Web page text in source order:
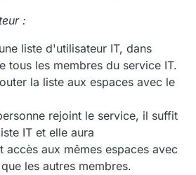
:
liste d'utilisateur IT, dans
tous les membres du service IT.
la liste aux espaces avec le
rejoint le service, il suffit
IT et elle aura
accès aux mêmes espaces avec
les autres membres.